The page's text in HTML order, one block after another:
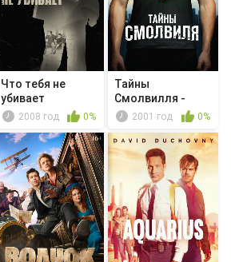
Чтo тебя не
убивает
2008 год 0%
Тайны
Смолвилля -
Одержимость
2001 год 0%